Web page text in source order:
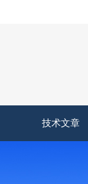
技术文章